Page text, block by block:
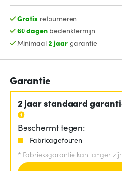
Gratis retourneren
60 dagenbedenktermijn
Minimaal 2 jaargarantie
Garantie
2 jaar standaard
Beschermt tegen:
Fabricagefouten
* Fabrieksgarantie kan langer